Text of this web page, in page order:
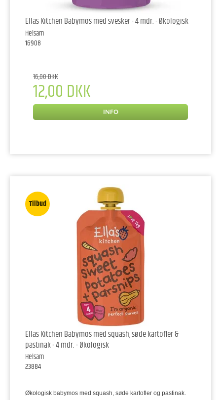
Ellas Kitchen Babymos med svesker - 4 mdr. - Økologisk
Helsam
16908
16,00 DKK
12,00 DKK
INFO
Tilbud
Ellas Kitchen Babymos med squash, søde kartofler &
pastinak - 4 mdr. - Økologisk
Helsam
23884
Økologisk babymos med squash, søde kartofler og pastinak.